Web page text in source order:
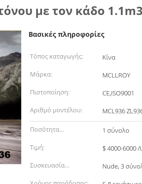
με τον κάδο 1.1m3
Βασικές πληροφορίες
Τόπος καταγωγής:
Κίνα
Μάρκα:
MCLLROY
Πιστοποίηση:
CE,ISO9001
Αριθμό μοντέλου:
MCL936
Ποσότητα
παραγγελίας min:
1 σύνολο
Τιμή:
$ 4000-6000 /
Συσκευασία
λεπτομέρειες:
Nude, 3